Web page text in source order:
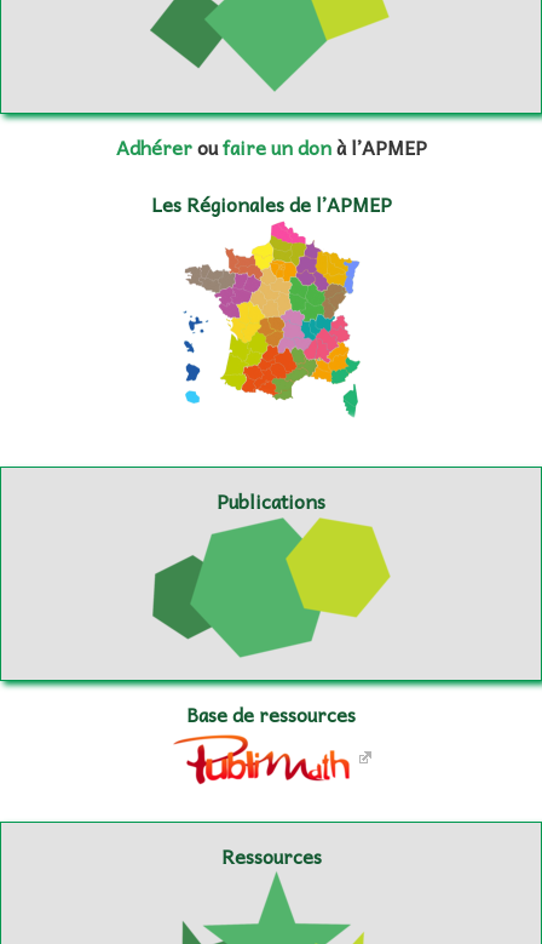
Adhéreroufaire un donà l’APMEP
Les Régionales de l’APMEP
Publications
Base de ressources
Ressources